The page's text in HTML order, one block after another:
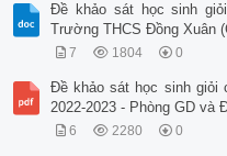
Đề khảo sát học sinh
Trường THCS Đồng Xuân
7 1804 0
Đề khảo sát học sinh giỏi
2022-2023 - Phòng GD và
6 2280 0